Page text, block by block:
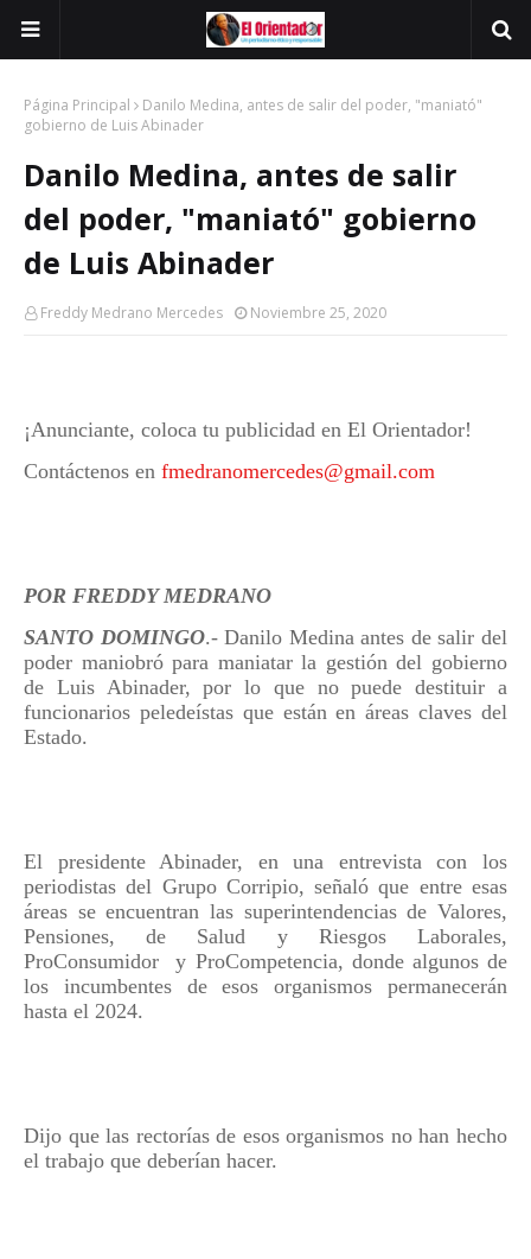
Página Principal
Danilo Medina, antes de salir del poder, "maniató"
gobierno de Luis Abinader
Danilo Medina, antes de salir
del poder, "maniató" gobierno
de Luis Abinader
Freddy Medrano Mercedes Noviembre 25, 2020
¡Anunciante, coloca tu publicidad en El Orientador!
Contáctenos en fmedranomercedes@gmail.com
POR FREDDY MEDRANO
SANTO DOMINGO.- Danilo Medina antes de salir del
poder maniobró para maniatar la gestión del gobierno
de Luis Abinader, por lo que no puede destituir a
funcionarios peledeístas que están en áreas claves del
Estado.
El presidente Abinader, en una entrevista con los
periodistas del Grupo Corripio, señaló que entre esas
áreas se encuentran las superintendencias de Valores,
Pensiones, de Salud y Riesgos Laborales,
ProConsumidor
y ProCompetencia, donde algunos de
los incumbentes de esos organismos permanecerán
hasta el 2024.
Dijo que las rectorías de esos organismos no han hecho
el trabajo que deberían hacer.